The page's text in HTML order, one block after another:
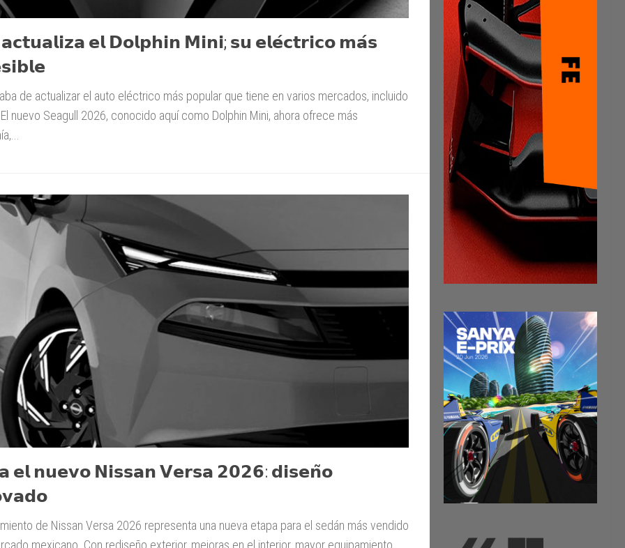
𝗲𝗹 𝗗𝗼𝗹𝗽𝗵𝗶𝗻 𝗠𝗶𝗻𝗶; 𝘀𝘂 𝗲𝗹𝗲́𝗰𝘁𝗿𝗶𝗰𝗼 𝗺𝗮́𝘀
de actualizar el auto eléctrico más popular que tiene en varios mercados, incluido
nuevo Seagull 2026, conocido aquí como Dolphin Mini, ahora ofrece más
𝗲𝗹 𝗻𝘂𝗲𝘃𝗼 𝗡𝗶𝘀𝘀𝗮𝗻 𝗩𝗲𝗿𝘀𝗮 𝟮𝟬𝟮𝟲: 𝗱𝗶𝘀𝗲𝗻̃𝗼
de Nissan Versa 2026 representa una nueva etapa para el sedán más vendido